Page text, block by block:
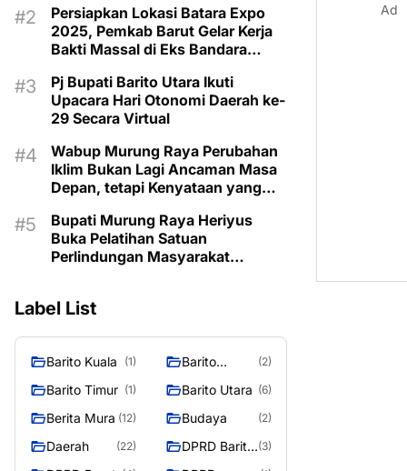
Persiapkan Lokasi Batara Expo
2025, Pemkab Barut Gelar Kerja
Bakti Massal di Eks Bandara
Pj Bupati Barito Utara Ikuti
Upacara Hari Otonomi Daerah ke-
29 Secara Virtual
Wabup Murung Raya Perubahan
Iklim Bukan Lagi Ancaman Masa
Depan, tetapi Kenyataan yang
Bupati Murung Raya Heriyus
Buka Pelatihan Satuan
Perlindungan Masyarakat
Tantangan Keamanan Daerah
Label List
Barito Kuala (1)
Barito
(2)
Barito Timur (1) Barito Utara (6)
Berita Mura (12) Budaya (2)
Daerah (22)
DPRD Barito (3)
Ad